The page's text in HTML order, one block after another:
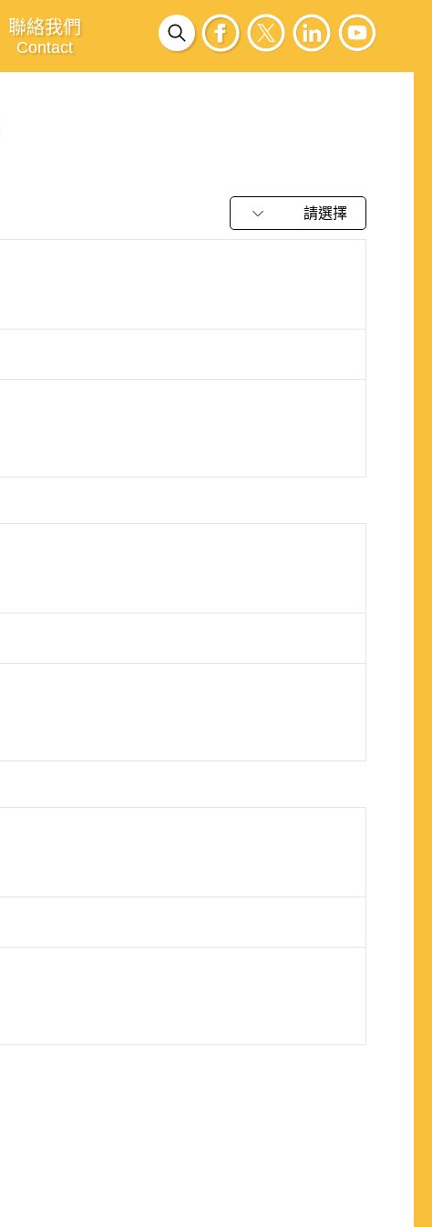
聯絡我們
Contact
請選擇